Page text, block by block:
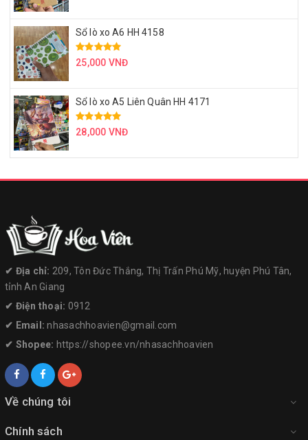
Sổ lò xo A6 HH 4158
25,000 VNĐ
Sổ lò xo A5 Liên Quân HH 4171
28,000 VNĐ
✔︎ Địa chỉ: 209, Tôn Đức Thắng, Thị Trấn Phú Mỹ, huyện Phú Tân,
tỉnh An Giang
✔︎ Điện thoại: 0912
✔︎ Email:nhasachhoavien@gmail.com
✔︎ Shopee: https://shopee.vn/nhasachhoavien
Về chúng tôi
Chính sách